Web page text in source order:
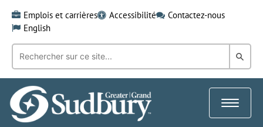
content
Emplois et carrières Accessibilité
Contactez-nous
English
Recherche
mot-
clé:
dans
Toggle